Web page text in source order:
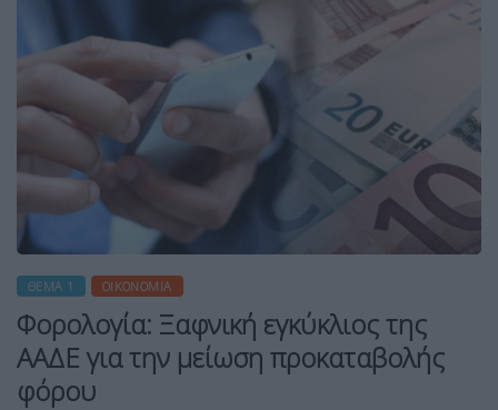
ΘΈΜΑ 1 ΟΙΚΟΝΟΜΊΑ
Φορολογία: Ξαφνική εγκύκλιος της
ΑΑΔΕ για την μείωση προκαταβολής
φόρου